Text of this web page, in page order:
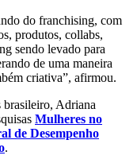
do franchising, com
produtos, collabs,
sendo levado para
de uma maneira
criativa”, afirmou.
brasileiro, Adriana
Mulheres no
de Desempenho
.